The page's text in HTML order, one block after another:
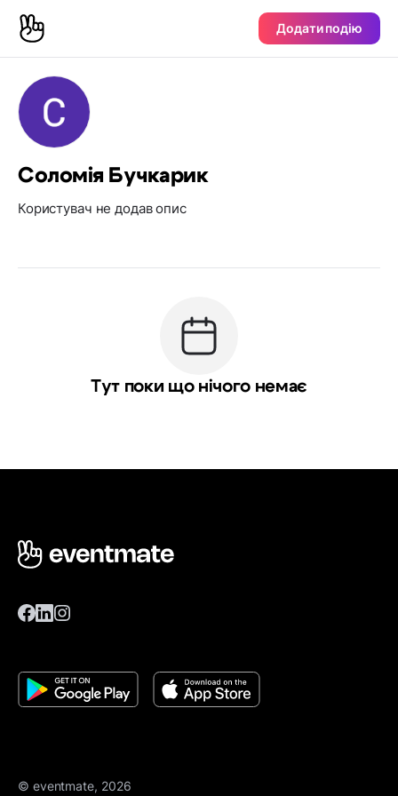
Додати подію
Соломія Бучкарик
Користувач не додав опис
Тут поки що нічого немає
© eventmate, 2026